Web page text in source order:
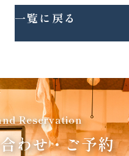
一覧に戻る
Reservation
わせ・ご予約